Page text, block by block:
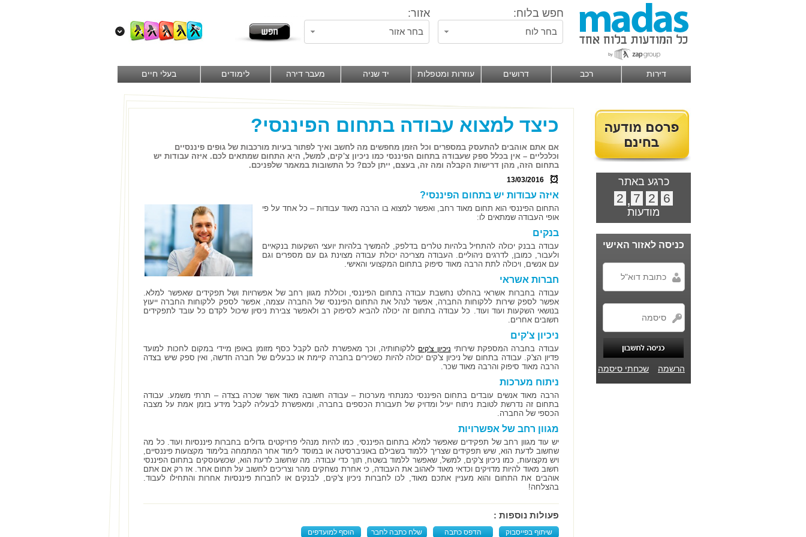
חפש בלוח: אזור:
בחר לוח בחר אזור
דירות רכב דרושים עוזרות ומטפלות יד שניה מעבר דירה לימודים בעלי חיים
כרגע באתר
6
2
7
,
2
מודעות
כניסה לאזור האישי
הרשמה שכחתי סיסמה
כיצד למצוא עבודה בתחום הפיננסי?
אם אתם אוהבים להתעסק במספרים וכל הזמן מחפשים מה לחשב ואיך לפתור בעיות מורכבות של גופים פיננסיים
וכלכליים – אין בכלל ספק שעבודה בתחום הפיננסי כמו ניכיון צ'קים, למשל, היא התחום שמתאים לכם. איזה עבודות יש
בתחום הזה, מהן דרישות הקבלה ומה זה, בעצם, ייתן לכם? כל התשובות במאמר שלפניכם.
13/03/2016
איזה עבודות יש בתחום הפיננסי?
התחום הפיננסי הוא תחום מאוד רחב, ואפשר למצוא בו הרבה מאוד עבודות – כל אחד על פי
אופי העבודה שמתאים לו:
בנקים
עבודה בבנק יכולה להתחיל בלהיות טלרים בדלפק, להמשיך בלהיות יועצי השקעות בנקאיים
ולעבור, כמובן, לדרגים ניהוליים. העבודה מצריכה יכולת עבודה מצוינת גם עם מספרים וגם
עם אנשים, ויכולה לתת הרבה מאוד סיפוק בתחום המקצועי והאישי.
חברות אשראי
עבודה בחברות אשראי בהחלט נחשבת עבודה בתחום הפיננסי, וכוללת מגוון רחב של אפשרויות ושל תפקידים שאפשר למלא.
אפשר לספק שירות ללקוחות החברה, אפשר לנהל את התחום הפיננסי של החברה עצמה, אפשר לספק ללקוחות החברה ייעוץ
בנושאי השקעות ועוד ועוד. כל עבודה בתחום זה יכולה להביא לסיפוק רב ולאפשר צבירת ניסיון שיכול לקדם כל עובד לתפקידים
חשובים אחרים.
ניכיון צ'קים
עבודה בחברה המספקת שירותי ניכיון צ'קים ללקוחותיה, וכך מאפשרת להם לקבל כסף מזומן באופן מיידי במקום לחכות למועד
פדיון הצ'ק. עבודה בתחום של ניכיון צ'קים יכולה להיות כשכירים בחברה קיימת או כבעלים של חברה חדשה, ואין ספק שיש בצדה
הרבה מאוד סיפוק והרבה מאוד שכר.
ניתוח מערכות
הרבה מאוד אנשים עובדים בתחום הפיננסי כמנתחי מערכות – עבודה חשובה מאוד אשר שכרה בצדה – תרתי משמע. עבודה
בתחום זה נדרשת לטובת ניתוח יעיל ומדויק של תעבורת הכספים בחברה, ומאפשרת לבעליה לקבל מידע בזמן אמת על מצבה
הכספי של החברה.
מגוון רחב של אפשרויות
יש עוד מגוון רחב של תפקידים שאפשר למלא בתחום הפיננסי, כמו להיות מנהלי פרויקטים גדולים בחברות פיננסיות ועוד. כל מה
שחשוב לדעת הוא, שיש תפקידים שצריך ללמוד בשבילם באוניברסיטה או במוסד לימוד אחר המתמחה בלימוד מקצועות פיננסיים,
ויש מקצועות, כמו ניכיון צ'קים, למשל, שאפשר ללמוד בשטח, תוך כדי עבודה. מה שחשוב לדעת הוא, שכשעוסקים בתחום הפיננסי
חשוב מאוד להיות מדויקים וכדאי מאוד לאהוב את העבודה, כי אחרת נשחקים מהר וצריכים לחשוב על תחום אחר. אז רק אם אתם
אוהבים את התחום והוא מעניין אתכם מאוד, לכו לחברות ניכיון צ'קים, לבנקים או לחברות פיננסיות אחרות והתחילו לעבוד.
בהצלחה!
פעולות נוספות :
שיתוף בפייסבוק הדפס כתבה שלח כתבה לחבר הוסף למועדפים